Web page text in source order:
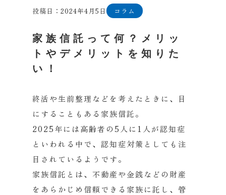
投稿日：2024年4月5日 コラム
家族信託って何？メリッ
トやデメリットを知りた
い！
終活や生前整理などを考えたときに、目
にすることもある家族信託。
2025年には高齢者の5人に1人が認知症
といわれる中で、認知症対策としても注
目されているようです。
家族信託とは、不動産や金銭などの財産
をあらかじめ信頼できる家族に託し、管